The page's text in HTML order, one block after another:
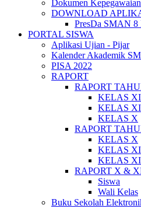
Dokumen Kepegawaian
DOWNLOAD
PresDa SMAN 8
PORTAL SISWA
Aplikasi Ujian - Pijar
Kalender Akademik
PISA 2022
RAPORT
RAPORT
KELAS
KELAS XI
KELAS X
RAPORT
KELAS X
KELAS XI
KELAS
RAPORT X &
Siswa
Wali Kelas
Buku Sekolah